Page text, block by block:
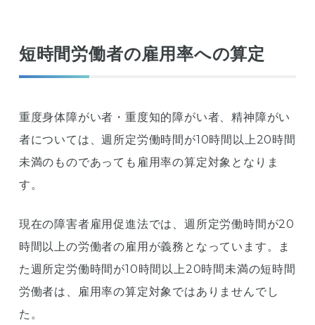
短時間労働者の雇用率への算定
重度身体障がい者・重度知的障がい者、精神障がい
者については、週所定労働時間が10時間以上20時間
未満のものであっても雇用率の算定対象となりま
す。
現在の障害者雇用促進法では、週所定労働時間が20
時間以上の労働者の雇用が義務となっています。ま
た週所定労働時間が10時間以上20時間未満の短時間
労働者は、雇用率の算定対象ではありませんでし
た。